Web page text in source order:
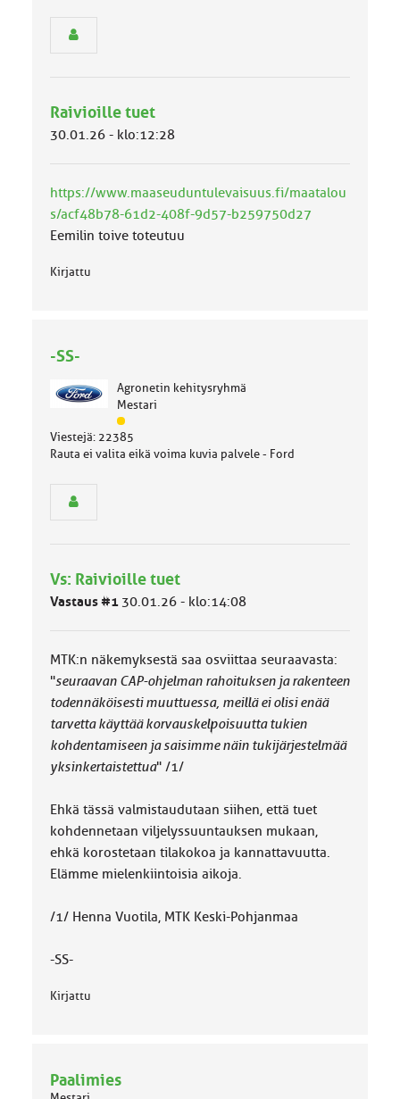
em
ä
k
k
a
Raivioille tuet
30.01.26 - klo:12:28
https://www.maaseuduntulevaisuus.fi/maatalou
s/acf48b78-61d2-408f-9d57-b259750d27
Eemilin toive toteutuu
Kirjattu
-SS-
Agronetin kehitysryhmä
Mestari
J
ä
s
ä
u
k
a
:
Viestejä: 22385
Rauta ei valita eikä voima kuvia palvele - Ford
Vs: Raivioille tuet
Vastaus #1 30.01.26 - klo:14:08
MTK:n näkemyksestä saa osviittaa seuraavasta:
"seuraavan CAP-ohjelman rahoituksen ja rakenteen
todennäköisesti muuttuessa, meillä ei olisi enää
tarvetta käyttää korvauskelpoisuutta tukien
kohdentamiseen ja saisimme näin tukijärjestelmää
yksinkertaistettua" /1/
Ehkä tässä valmistaudutaan siihen, että tuet
kohdennetaan viljelyssuuntauksen mukaan,
ehkä korostetaan tilakokoa ja kannattavuutta.
Elämme mielenkiintoisia aikoja.
/1/ Henna Vuotila, MTK Keski-Pohjanmaa
-SS-
Kirjattu
Paalimies